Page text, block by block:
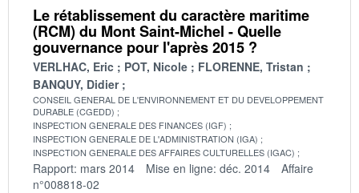
Le rétablissement du caractère maritime
(RCM) du Mont Saint-Michel - Quelle
gouvernance pour l'après 2015 ?
VERLHAC, Eric POT, Nicole
FLORENNE, Tristan
BANQUY, Didier
CONSEIL GENERAL DE L'ENVIRONNEMENT ET DU DEVELOPPEMENT
DURABLE (CGEDD)
INSPECTION GENERALE DES FINANCES (IGF)
INSPECTION GENERALE DE L'ADMINISTRATION (IGA)
INSPECTION GENERALE DES AFFAIRES CULTURELLES (IGAC)
Rapport: mars 2014 Mise en ligne: déc. 2014
Affaire
n°008818-02